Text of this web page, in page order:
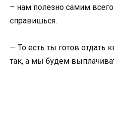
– нам полезно самим
справишься.
— То есть ты готов отдать
так, а мы будем